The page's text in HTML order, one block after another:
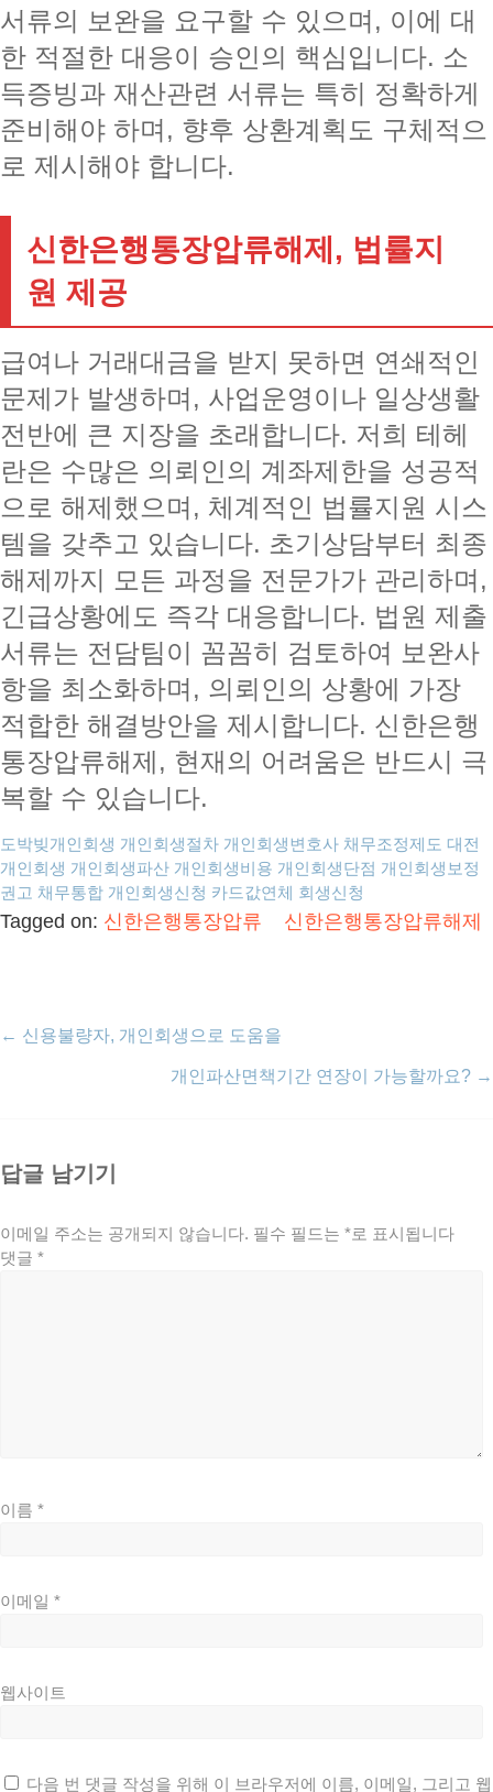
서류의 보완을 요구할 수 있으며, 이에 대
한 적절한 대응이 승인의 핵심입니다. 소
득증빙과 재산관련 서류는 특히 정확하게
준비해야 하며, 향후 상환계획도 구체적으
로 제시해야 합니다.
신한은행통장압류해제, 법률지
원 제공
급여나 거래대금을 받지 못하면 연쇄적인
문제가 발생하며, 사업운영이나 일상생활
전반에 큰 지장을 초래합니다. 저희 테헤
란은 수많은 의뢰인의 계좌제한을 성공적
으로 해제했으며, 체계적인 법률지원 시스
템을 갖추고 있습니다. 초기상담부터 최종
해제까지 모든 과정을 전문가가 관리하며,
긴급상황에도 즉각 대응합니다. 법원 제출
서류는 전담팀이 꼼꼼히 검토하여 보완사
항을 최소화하며, 의뢰인의 상황에 가장
적합한 해결방안을 제시합니다. 신한은행
통장압류해제, 현재의 어려움은 반드시 극
복할 수 있습니다.
도박빚개인회생 개인회생절차 개인회생변호사 채무조정제도 대전
개인회생 개인회생파산 개인회생비용 개인회생단점 개인회생보정
권고 채무통합 개인회생신청 카드값연체 회생신청
Tagged on: 신한은행통장압류 신한은행통장압류해제
← 신용불량자, 개인회생으로 도움을
개인파산면책기간 연장이 가능할까요? →
답글 남기기
이메일 주소는 공개되지 않습니다. 필수 필드는 *로 표시됩니다
댓글 *
이름 *
이메일 *
웹사이트
다음 번 댓글 작성을 위해 이 브라우저에 이름, 이메일, 그리고 웹